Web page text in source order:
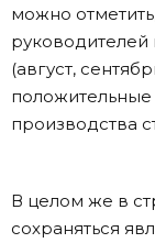
можно
(август,
положительные
производства
В целом же в
сохраняться